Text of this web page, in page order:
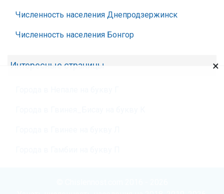
Численность населения Днепродзержинск
Численность населения Бонгор
Интересные страницы ×